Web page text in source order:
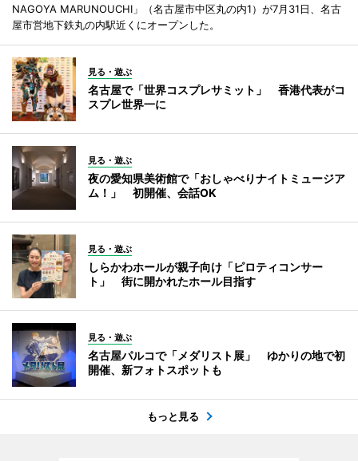
NAGOYA MARUNOUCHI」（名古屋市中区丸の内1）が7月31日、名古
屋市営地下鉄丸の内駅近くにオープンした。
見る・遊ぶ
名古屋で「世界コスプレサミット」 香港代表がコ
スプレ世界一に
見る・遊ぶ
夜の愛知県美術館で「おしゃべりナイトミュージア
ム！」 初開催、会話OK
見る・遊ぶ
しらかわホールが親子向け「ピロティコンサー
ト」 街に開かれたホール目指す
見る・遊ぶ
名古屋パルコで「メダリスト展」 ゆかりの地で初
開催、新フォトスポットも
もっと見る